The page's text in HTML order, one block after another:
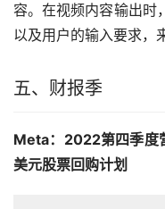
容。在视频内容输出时
以及用户的输入要求，
五、财报季
Meta：2022第四季度
美元股票回购计划